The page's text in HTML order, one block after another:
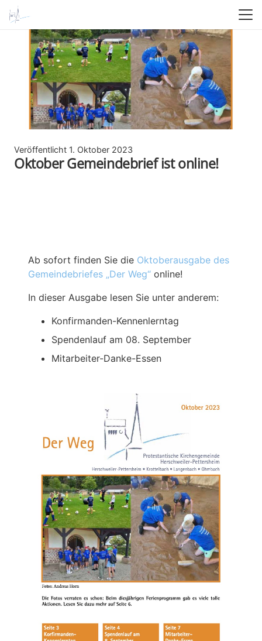
Veröffentlicht 1. Oktober 2023
Oktober Gemeindebrief ist online!
Ab sofort finden Sie die Oktoberausgabe des
Gemeindebriefes „Der Weg“ online!
In dieser Ausgabe lesen Sie unter anderem:
Konfirmanden-Kennenlerntag
Spendenlauf am 08. September
Mitarbeiter-Danke-Essen